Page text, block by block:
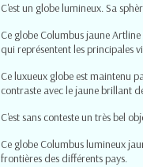
C'est un globe lumineux. Sa
Ce globe Columbus jaune
qui représentent les principales
Ce luxueux globe est maintenu
contraste avec le jaune brillant
C'est sans conteste un très bel
Ce globe Columbus lumineux
frontières des différents pays.